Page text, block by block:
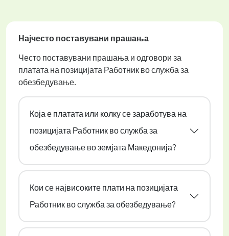
Најчесто поставувани прашања
Често поставувани прашања и одговори за
платата на позицијата Работник во служба за
обезбедување.
Која е платата или колку се заработува на
позицијата Работник во служба за
обезбедување во земјата Македонија?
Кои се највисоките плати на позицијата
Работник во служба за обезбедување?